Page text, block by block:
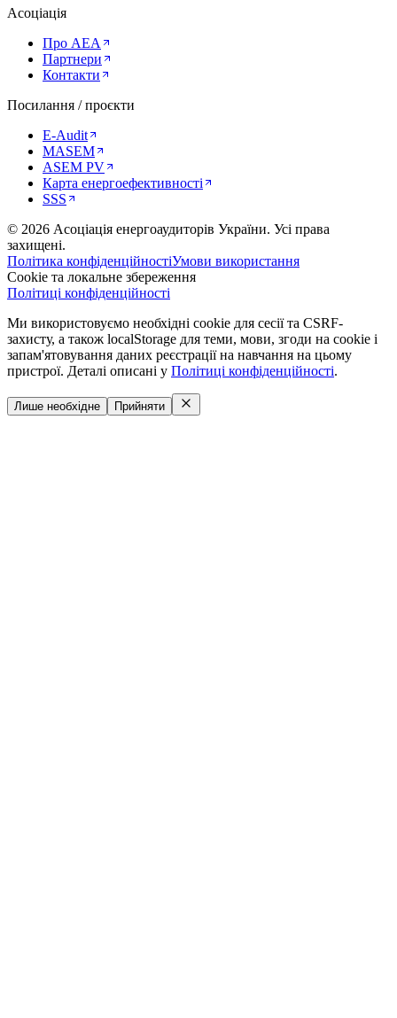
Асоціація
Про AEA
Партнери
Контакти
Посилання / проєкти
E-Audit
MASEM
ASEM PV
Карта енергоефективності
SSS
© 2026 Асоціація енергоаудиторів України. Усі права
захищені.
Політика конфіденційностіУмови використання
Cookie та локальне збереження
Політиці конфіденційності
Ми використовуємо необхідні cookie для сесії та CSRF-
захисту, а також localStorage для теми, мови, згоди на cookie і
запам'ятовування даних реєстрації на навчання на цьому
пристрої. Деталі описані у Політиці конфіденційності.
Лише необхідне Прийняти